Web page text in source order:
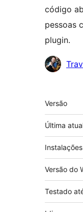
código
pessoas
plugin.
Meta
Versão
Última
Versão do
Testado